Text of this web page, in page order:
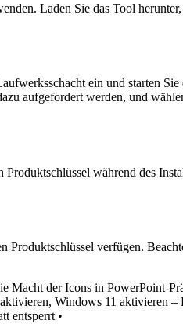
Laden Sie das Tool herunter,
ein und starten Sie
aufgefordert werden, und
während des
verfügen.
Macht der Icons in PowerPoint-
Windows 11 aktivieren –
entsperrt •